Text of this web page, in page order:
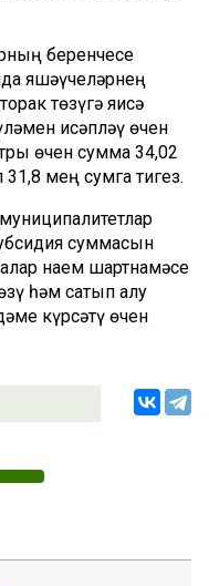
беренчесе
яшәүчеләрнең
төзүгә яисә
исәпләү өчен
өчен сумма 34,02
мең сумга тигез.
суммасын
наем шартнамәсе
һәм сатып алу
күрсәтү өчен